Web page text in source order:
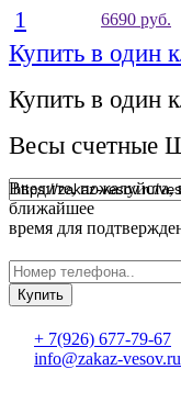
1
6690 руб.
Купить в один
Купить в один
Весы
Введите, пожалуйста,
ближайшее
время для
+ 7(926) 677-79-67
info@zakaz-vesov.ru